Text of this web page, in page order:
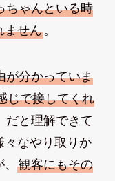
ちゃんといる時
ません。
が分かっていま
じで接してくれ
だと理解できて
々なやり取りか
観客にもその